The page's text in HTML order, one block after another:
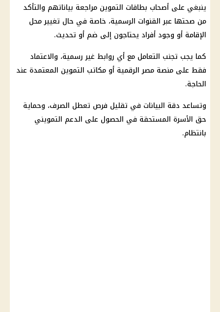
ينبغي على أصحاب بطاقات التموين مراجعة بياناتهم والتأكد
من صحتها عبر القنوات الرسمية، خاصة في حال تغيير محل
الإقامة أو وجود أفراد يحتاجون إلى ضم أو تحديث.
كما يجب تجنب التعامل مع أي روابط غير رسمية، والاعتماد
فقط على منصة مصر الرقمية أو مكاتب التموين المعتمدة عند
الحاجة.
وتساعد دقة البيانات في تقليل فرص تعطل الصرف، وحماية
حق الأسرة المستحقة في الحصول على الدعم التمويني
بانتظام.